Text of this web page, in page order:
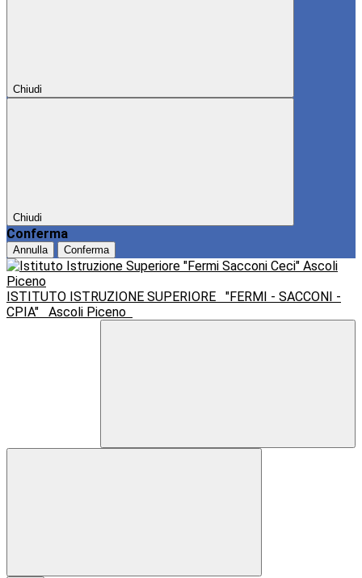
Chiudi
Chiudi
Conferma
Annulla Conferma
ISTITUTO ISTRUZIONE SUPERIORE
"FERMI - SACCONI -
CPIA"
Ascoli Piceno